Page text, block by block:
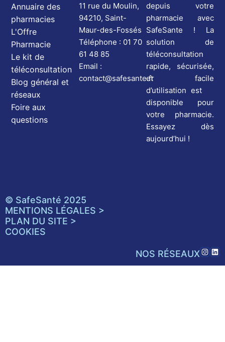
depuis votre
pharmacie avec
SafeSante ! La
solution de
téléconsultation
rapide, sécurisée,
et facile
d’utilisation est
disponible pour
votre pharmacie.
Essayez dès
aujourd’hui !
11 rue du Moulin,
94210, Saint-
Maur-des-Fossés
Téléphone : 01 70
61 48 85
Email :
contact@safesante.fr
Annuaire des
pharmacies
L'Offre
Pharmacie
Le kit de
téléconsultation
Blog général et
réseaux
Foire aux
questions
© SafeSanté 2025
MENTIONS LÉGALES >
PLAN DU SITE >
COOKIES
NOS RÉSEAUX